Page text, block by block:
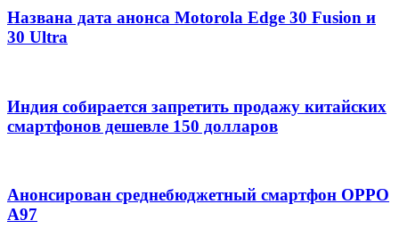
Названа дата анонса Motorola Edge 30 Fusion и
30 Ultra
Индия собирается запретить продажу китайских
смартфонов дешевле 150 долларов
Анонсирован среднебюджетный смартфон OPPO
A97